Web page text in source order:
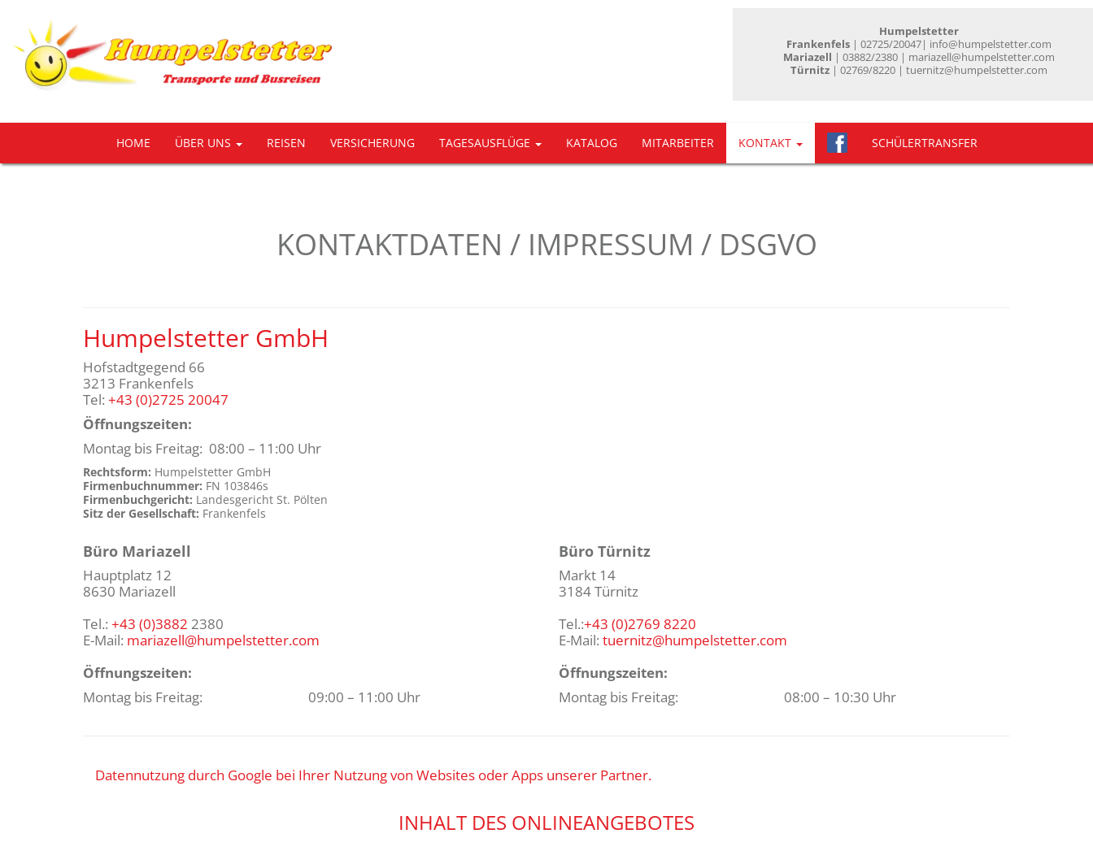
Humpelstetter
Frankenfels | 02725/20047| info@humpelstetter.com
Mariazell | 03882/2380 | mariazell@humpelstetter.com
Türnitz | 02769/8220 | tuernitz@humpelstetter.com
HOME ÜBER UNS REISEN VERSICHERUNG TAGESAUSFLÜGE KATALOG MITARBEITER KONTAKT SCHÜLERTRANSFER
KONTAKTDATEN / IMPRESSUM / DSGVO
Humpelstetter GmbH
Hofstadtgegend 66
3213 Frankenfels
Tel: +43 (0)2725 20047
Öffnungszeiten:
Montag bis Freitag: 08:00 – 11:00 Uhr
Rechtsform: Humpelstetter GmbH
Firmenbuchnummer: FN 103846s
Firmenbuchgericht: Landesgericht St. Pölten
Sitz der Gesellschaft: Frankenfels
Büro Mariazell
Hauptplatz 12
8630 Mariazell
Tel.: +43 (0)3882 2380
E-Mail: mariazell@humpelstetter.com
Öffnungszeiten:
Montag bis Freitag:
09:00 – 11:00 Uhr
Büro Türnitz
Markt 14
3184 Türnitz
Tel.:+43 (0)2769 8220
E-Mail: tuernitz@humpelstetter.com
Öffnungszeiten:
Montag bis Freitag:
08:00 – 10:30 Uhr
Datennutzung durch Google bei Ihrer Nutzung von Websites oder Apps unserer Partner.
INHALT DES ONLINEANGEBOTES